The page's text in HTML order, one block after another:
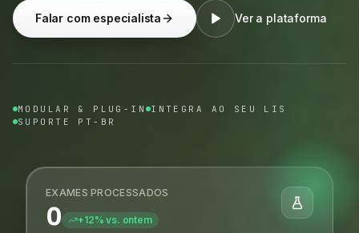
Falar com especialista Ver a plataforma
MODULAR & PLUG-IN INTEGRA AO SEU LIS
SUPORTE PT-BR
EXAMES PROCESSADOS
0 +12% vs. ontem